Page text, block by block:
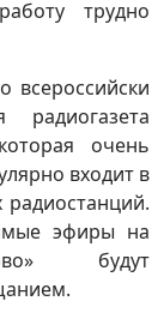
трудно
радиогазета
очень
входит в
эфиры на
будут